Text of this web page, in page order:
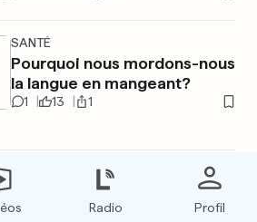
SANTÉ
Pourquoi nous mordons-nous
la langue en mangeant?
1 13 1
HANTAVIRUS
«Ce n'est pas le début d’une
épidémie, ni d’une
Radio Profil